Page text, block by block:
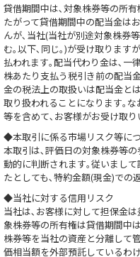
貸借期間中は､対象株券等の所
たがって貸借期間中の配当金は
んが､当社(当社が別途対象株券
む｡以下､同じ｡)が受け取ります
払われます｡配当代わり金は､一
株あたり支払う税引き前の配当
金の税法上の取扱いは配当金と
取り扱われることになります｡
等を含めて､お客様がお受け取
◆本取引に係る市場リスク等に
本取引は､評価日の対象株券等
動的に判断されます｡従いまし
たとしても､特約金額(現金)での
◆当社に対する信用リスク
当社は､お客様に対して担保金
象株券等の所有権は貸借期間中
株券等を当社の資産と分離して
価相当額を外部預託しているわ